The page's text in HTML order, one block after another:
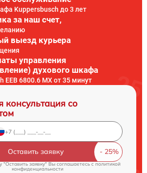
Kuppersbusch до 3 лет
за наш счет,
выезд курьера
управления
духового шкафа
EEB 6800.6 MX от 35 минут
консультация со
Оставить заявку
"Оставить заявку" Вы соглашаетесь cполитикой
конфиденциальности